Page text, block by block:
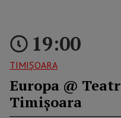
19:00
TIMIŞOARA
Europa @
Timișoara